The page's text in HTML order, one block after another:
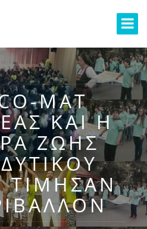
MAT
ΚΑΙ Η
ΖΩΉΣ
ΤΊΜΗΣΑΝ